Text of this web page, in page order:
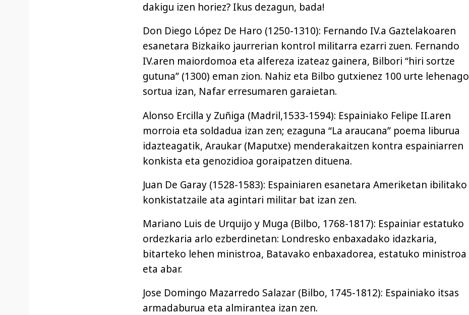
dakigu izen horiez? Ikus dezagun, bada!
Don Diego López De Haro (1250-1310): Fernando IV.a Gaztelakoaren
esanetara Bizkaiko jaurrerian kontrol militarra ezarri zuen. Fernando
IV.aren maiordomoa eta alfereza izateaz gainera, Bilbori “hiri sortze
gutuna” (1300) eman zion. Nahiz eta Bilbo gutxienez 100 urte lehenago
sortua izan, Nafar erresumaren garaietan.
Alonso Ercilla y Zuñiga (Madril,1533-1594): Espainiako Felipe II.aren
morroia eta soldadua izan zen; ezaguna “La araucana” poema liburua
idazteagatik, Araukar (Maputxe) menderakaitzen kontra espainiarren
konkista eta genozidioa goraipatzen dituena.
Juan De Garay (1528-1583): Espainiaren esanetara Ameriketan ibilitako
konkistatzaile ata agintari militar bat izan zen.
Mariano Luis de Urquijo y Muga (Bilbo, 1768-1817): Espainiar estatuko
ordezkaria arlo ezberdinetan: Londresko enbaxadako idazkaria,
bitarteko lehen ministroa, Batavako enbaxadorea, estatuko ministroa
eta abar.
Jose Domingo Mazarredo Salazar (Bilbo, 1745-1812): Espainiako itsas
armadaburua eta almirantea izan zen.